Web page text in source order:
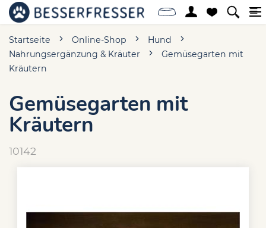
Startseite Online-Shop
Hund
Nahrungsergänzung & Kräuter
Gemüsegarten mit
Kräutern
Gemüsegarten mit
Kräutern
10142